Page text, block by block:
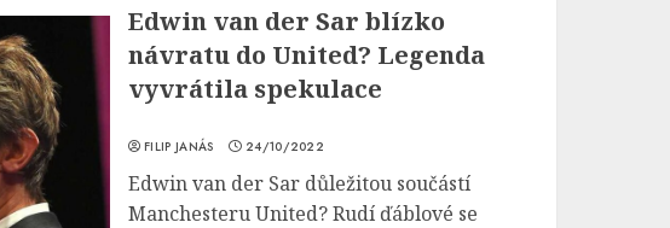
Edwin van der Sar blízko
návratu do United? Legenda
vyvrátila spekulace
FILIP JANÁS 24/10/2022
Edwin van der Sar důležitou součástí
Manchesteru United? Rudí ďáblové se